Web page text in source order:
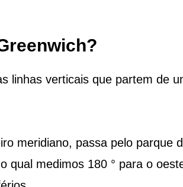
linhas verticais que partem de
meridiano, passa pelo parque
qual medimos 180 ° para o